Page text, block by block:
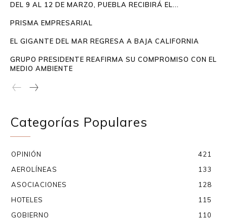
DEL 9 AL 12 DE MARZO, PUEBLA RECIBIRÁ EL...
PRISMA EMPRESARIAL
EL GIGANTE DEL MAR REGRESA A BAJA CALIFORNIA
GRUPO PRESIDENTE REAFIRMA SU COMPROMISO CON EL
MEDIO AMBIENTE
Categorías Populares
OPINIÓN
421
AEROLÍNEAS
133
ASOCIACIONES
128
HOTELES
115
GOBIERNO
110